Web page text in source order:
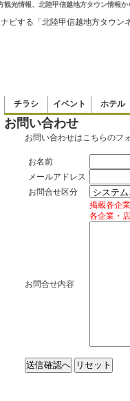
光情報、北陸甲信越地方タウン情報
チラシ イベント ホテル
お問い合わせ
お問い合わせはこちらのフ
お名前
メールアドレス
お問合せ区分
掲載各企
各企業・
お問合せ内容